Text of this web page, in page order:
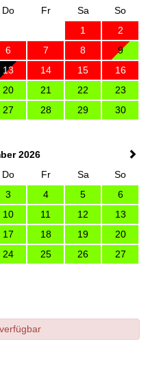
Do Fr Sa
So
1
2
6 7 8
9
13 14 15
16
20 21 22
23
27 28 29
30
2026
Do Fr Sa
So
3 4 5
6
10 11 12
13
17 18 19
20
24 25 26
27